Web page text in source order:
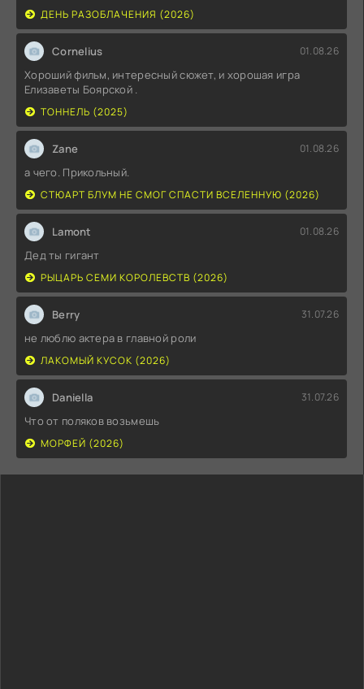
ДЕНЬ РАЗОБЛАЧЕНИЯ (2026)
Cornelius 01.08.26
Хороший фильм, интересный сюжет, и хорошая игра
Елизаветы Боярской .
ТОННЕЛЬ (2025)
Zane 01.08.26
а чего. Прикольный.
СТЮАРТ БЛУМ НЕ СМОГ СПАСТИ ВСЕЛЕННУЮ (2026)
Lamont 01.08.26
Дед ты гигант
РЫЦАРЬ СЕМИ КОРОЛЕВСТВ (2026)
Berry 31.07.26
не люблю актера в главной роли
ЛАКОМЫЙ КУСОК (2026)
Daniella 31.07.26
Что от поляков возьмешь
МОРФЕЙ (2026)